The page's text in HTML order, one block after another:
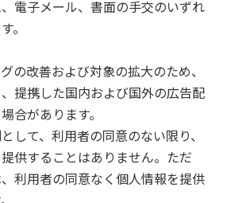
電子メール、書面の手交のいずれ
。
の改善および対象の拡大のため、
提携した国内および国外の広告配
合があります。
して、利用者の同意のない限り、
供することはありません。ただ
利用者の同意なく個人情報を提供